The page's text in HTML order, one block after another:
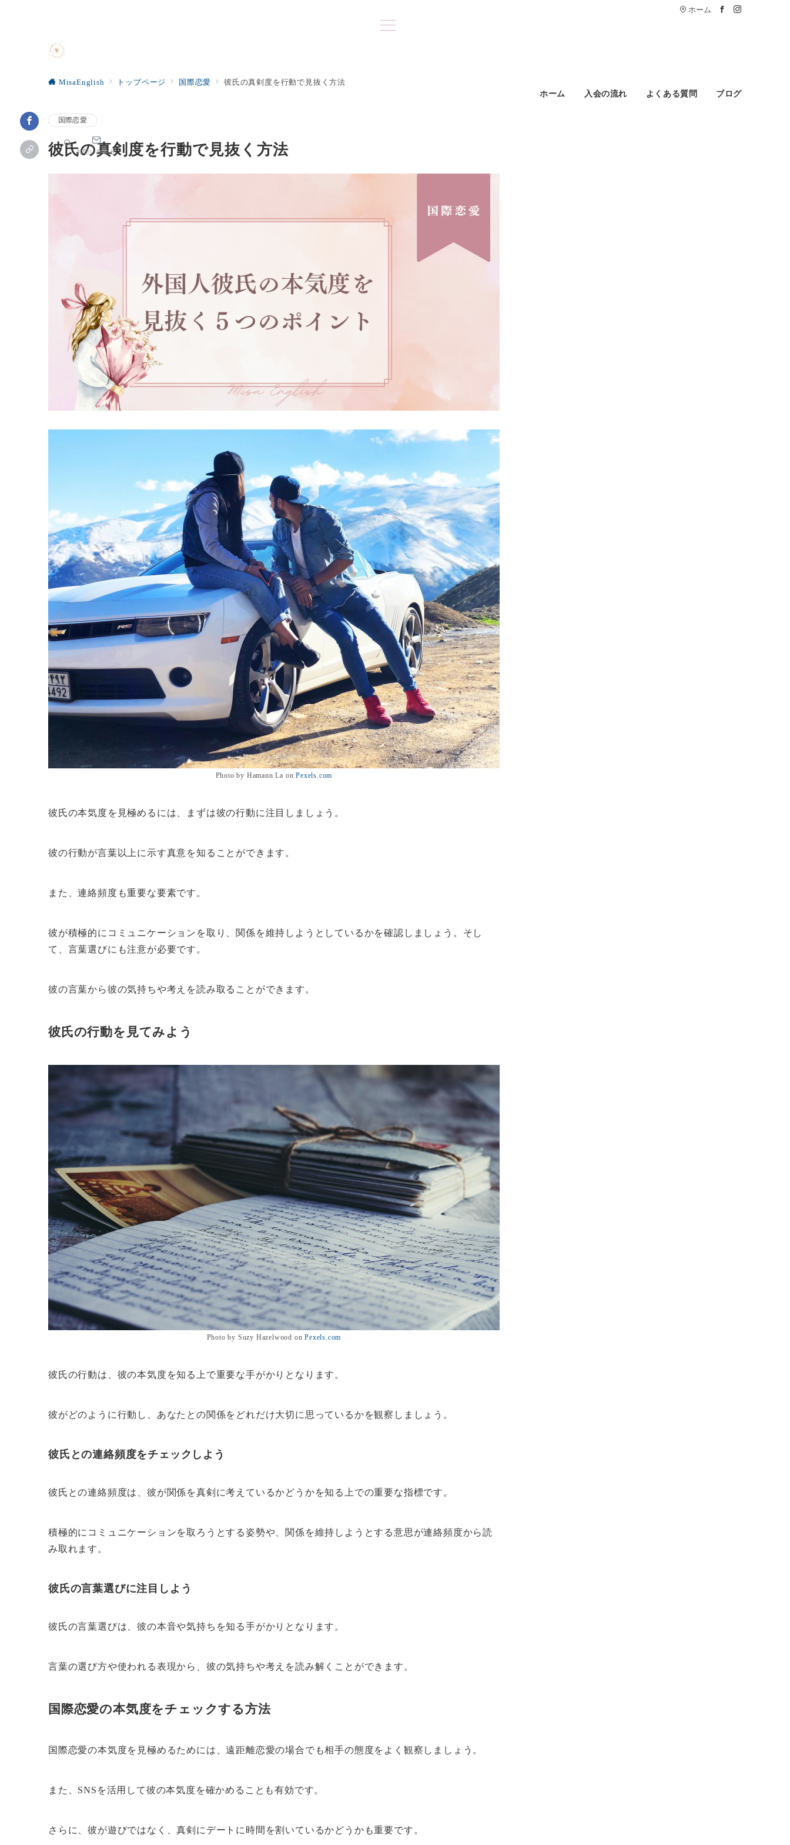
ホーム
ホーム 入会の流れ よくある質問 ブログ
お問い合わせ
MisaEnglish トップページ 国際恋愛 彼氏の真剣度を行動で見抜く方法
国際恋愛
彼氏の真剣度を行動で見抜く方法
Photo by Hamann La onPexels.com
彼氏の本気度を見極めるには、まずは彼の行動に注目しましょう。
彼の行動が言葉以上に示す真意を知ることができます。
また、連絡頻度も重要な要素です。
彼が積極的にコミュニケーションを取り、関係を維持しようとしているかを確認しましょう。そし
て、言葉選びにも注意が必要です。
彼の言葉から彼の気持ちや考えを読み取ることができます。
彼氏の行動を見てみよう
Photo by Suzy Hazelwood onPexels.com
彼氏の行動は、彼の本気度を知る上で重要な手がかりとなります。
彼がどのように行動し、あなたとの関係をどれだけ大切に思っているかを観察しましょう。
彼氏との連絡頻度をチェックしよう
彼氏との連絡頻度は、彼が関係を真剣に考えているかどうかを知る上での重要な指標です。
積極的にコミュニケーションを取ろうとする姿勢や、関係を維持しようとする意思が連絡頻度から読
み取れます。
彼氏の言葉選びに注目しよう
彼氏の言葉選びは、彼の本音や気持ちを知る手がかりとなります。
言葉の選び方や使われる表現から、彼の気持ちや考えを読み解くことができます。
国際恋愛の本気度をチェックする方法
国際恋愛の本気度を見極めるためには、遠距離恋愛の場合でも相手の態度をよく観察しましょう。
また、SNSを活用して彼の本気度を確かめることも有効です。
さらに、彼が遊びではなく、真剣にデートに時間を割いているかどうかも重要です。